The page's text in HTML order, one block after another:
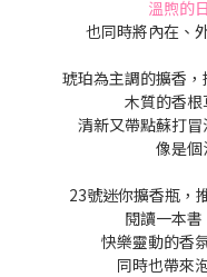
溫煦的
也同時將內在、
琥珀為主調的擴香，
木質的香根
清新又帶點蘇打冒
像是個
23號迷你擴香瓶，
閱讀一本書
快樂靈動的香
同時也帶來